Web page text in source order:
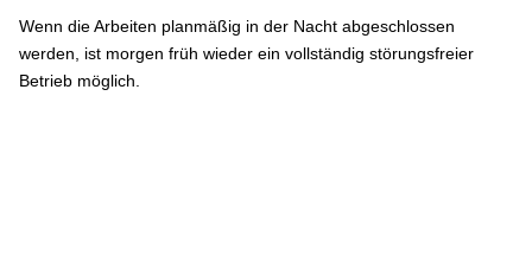
Wenn die Arbeiten planmäßig in der Nacht abgeschlossen
werden, ist morgen früh wieder ein vollständig störungsfreier
Betrieb möglich.